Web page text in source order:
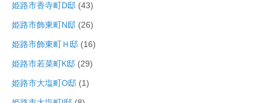
姫路市香寺町D邸 (43)
姫路市飾東町N邸 (26)
姫路市飾東町Ｈ邸 (16)
姫路市若菜町K邸 (29)
姫路市大塩町O邸 (1)